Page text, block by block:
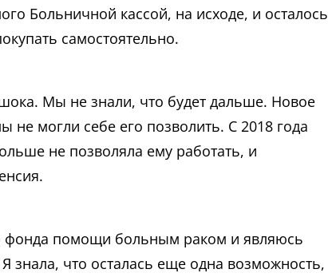
Больничной кассой, на исходе, и осталось
самостоятельно.
Мы не знали, что будет дальше. Новое
могли себе его позволить. С 2018 года
не позволяла ему работать, и
фонда помощи больным раком и являюсь
знала, что осталась еще одна возможность,